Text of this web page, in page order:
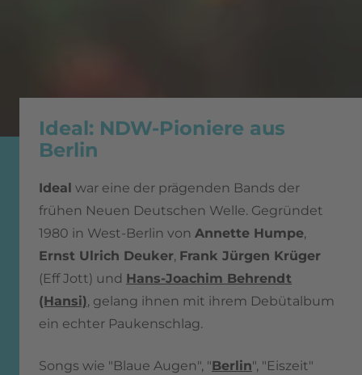
Ideal: NDW-Pioniere aus
Berlin
Ideal war eine der prägenden Bands der
frühen Neuen Deutschen Welle. Gegründet
1980 in West-Berlin von Annette Humpe,
Ernst Ulrich Deuker, Frank Jürgen Krüger
(Eff Jott) und Hans-Joachim Behrendt
(Hansi), gelang ihnen mit ihrem Debütalbum
ein echter Paukenschlag.
Songs wie "Blaue Augen", "Berlin", "Eiszeit"